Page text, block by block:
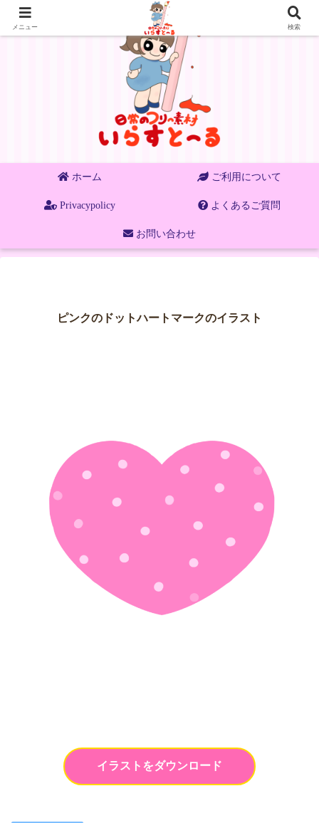
ホーム ご利用について
Privacypolicy よくあるご質問
お問い合わせ
ピンクのドットハートマークのイラスト
イラストをダウンロード
メニュー 検索